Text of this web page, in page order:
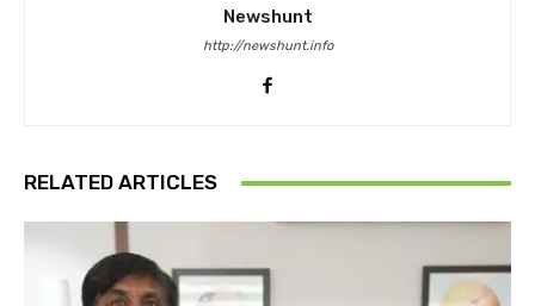
Newshunt
http://newshunt.info
RELATED ARTICLES